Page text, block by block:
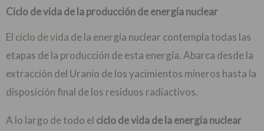
Ciclo de vida de la producción de energía nuclear
El ciclo de vida de la energía nuclear contempla todas las
etapas de la producción de esta energía. Abarca desde la
extracción del Uranio de los yacimientos mineros hasta la
disposición final de los residuos radiactivos.
A lo largo de todo el ciclo de vida de la energía nuclear